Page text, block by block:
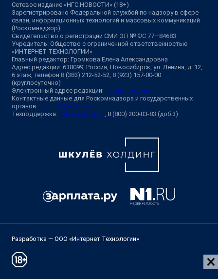
Сетевое издание «НГС.НОВОСТИ» (18+)
Зарегистрировано Федеральной службой по надзору в сфере
связи, информационных технологий и массовых коммуникаций
(Роскомнадзор)
Свидетельство о регистрации СМИ ЭЛ № ФС 77—84683
Учредитель: Общество с ограниченной ответственностью
«ИНТЕРНЕТ ТЕХНОЛОГИИ»
Главный редактор: Громкова Елена Александровна
Адрес редакции: 630099, Россия, Новосибирск, ул. Ленина, д. 12,
6 этаж, телефон 8 (383) 212-52-52, 8 (923) 157-00-00
(круглосуточно)
Электронный адрес редакции: ngs@shkulev.ru
Контактные данные для Роскомнадзора и государственных
органов: juristnsk@shkulev.ru
Техподдержка: help@shkulev.ru , 8 (800) 200-03-83 (доб.3)
Разработка — ООО «Интернет Технологии»